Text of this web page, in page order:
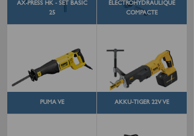
AX-PRESS HK - SET BASIC
25
ÉLECTROHYDRAULIQUE
COMPACTE
PUMA VE AKKU-TIGER 22V VE